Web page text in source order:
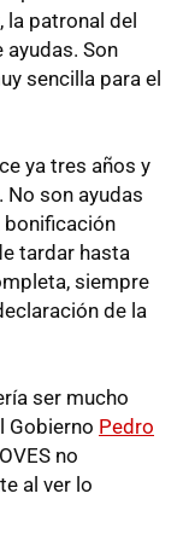
la patronal del
ayudas. Son
sencilla para el
ya tres años y
. No son ayudas
bonificación
tardar hasta
siempre
de la
ser mucho
Gobierno Pedro
no
al ver lo